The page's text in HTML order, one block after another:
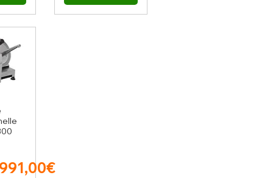
Price
Sale Price
991,00€